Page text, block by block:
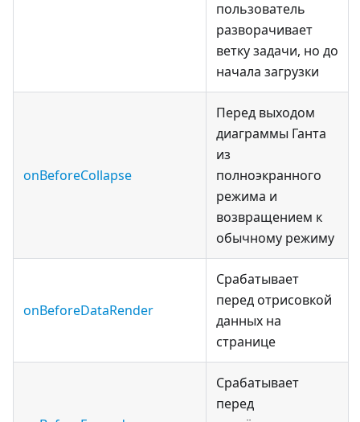
пользователь
разворачивает
ветку задачи, но до
начала загрузки
onBeforeCollapse
Перед выходом
диаграммы Ганта
из
полноэкранного
режима и
возвращением к
обычному режиму
onBeforeDataRender
Срабатывает
перед отрисовкой
данных на
странице
Срабатывает
перед